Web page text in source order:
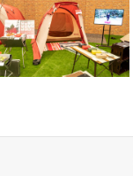
7,950